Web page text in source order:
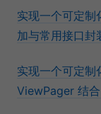
实现一个可定
加与常用接口封
实现一个可定
ViewPager 结